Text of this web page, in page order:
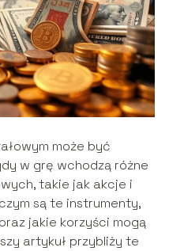
może być
w grę wchodzą różne
takie jak akcje i
są te instrumenty,
jakie korzyści mogą
artykuł przybliży te